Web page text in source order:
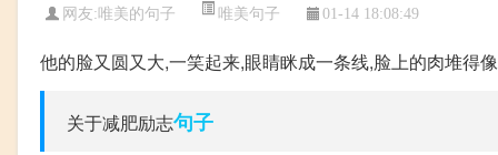
网友:唯美的句子 唯美句子 01-14 18:08:49
他的脸又圆又大,一笑起来,眼睛眯成一条线,脸上的肉堆得
关于减肥励志句子